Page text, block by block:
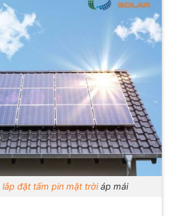
lắp đặt tấm pin mặt trờiáp mái